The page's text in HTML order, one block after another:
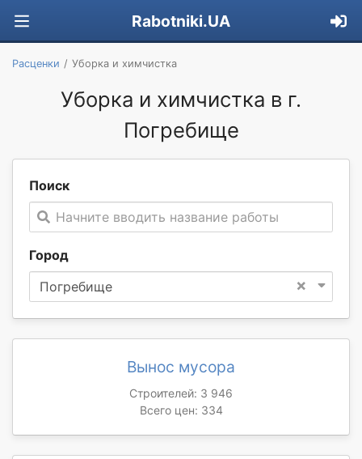
Rabotniki.UA
Расценки Уборка и химчистка
Уборка и химчистка в г.
Погребище
Поиск
Начните вводить название работы
Город
×
Погребище
Вынос мусора
Строителей: 3 946
Всего цен: 334